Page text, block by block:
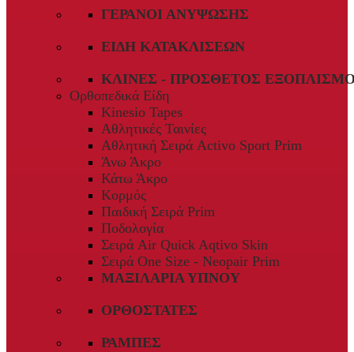
ΓΕΡΑΝΟΊ ΑΝΎΨΩΣΗΣ
ΕΊΔΗ ΚΑΤΑΚΛΊΣΕΩΝ
ΚΛΊΝΕΣ - ΠΡΌΣΘΕΤΟΣ
Ορθοπεδικά Είδη
Kinesio Tapes
Αθλητικές Ταινίες
Αθλητική Σειρά Activo Sport Prim
Άνω Άκρο
Κάτω Άκρο
Κορμός
Παιδική Σειρά Prim
Ποδολογία
Σειρά Air Quick Aqtivo Skin
Σειρά One Size - Neopair Prim
ΜΑΞΙΛΆΡΙΑ ΎΠΝΟΥ
ΟΡΘΟΣΤΆΤΕΣ
ΡΆΜΠΕΣ